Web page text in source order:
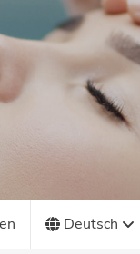
Deutsch